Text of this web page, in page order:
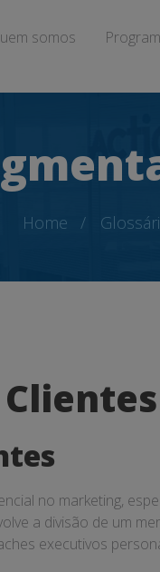
somos
Home
no marketing,
a divisão de um
executivos